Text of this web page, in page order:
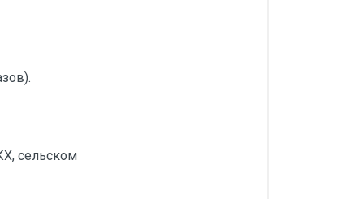
сельском